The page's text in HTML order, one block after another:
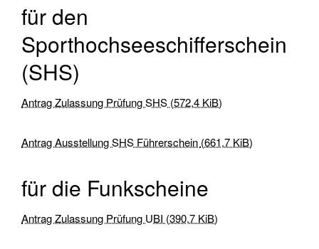
SKS
SportKüstenSchiffer
SSS
Praxis
SportSeeSchiffer
Urlaubstörns
Skippertraining
Erfahrung
für den
Sporthochseeschifferschein
(SHS)
Antrag Zulassung Prüfung SHS (572,4 KiB)
Antrag Ausstellung SHS Führerschein (661,7 KiB)
für die Funkscheine
Antrag Zulassung Prüfung UBI (390,7 KiB)